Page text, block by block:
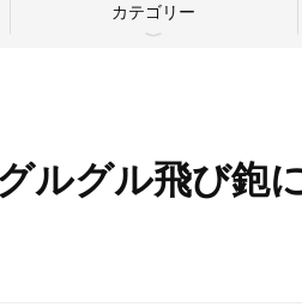
カテゴリー
中川政七商店のものづくり
ルグル飛び鉋